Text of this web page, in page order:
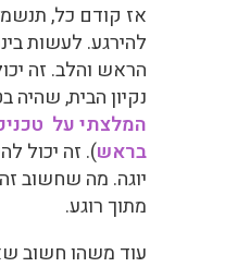
אז קודם כל,
להירגע. לעשות
הראש והלב. זה
נקיון הבית, שהיה
המלצתי על
בראש). זה יכול
יוגה. מה שחשוב
מתוך רוגע.
עוד משהו חשוב